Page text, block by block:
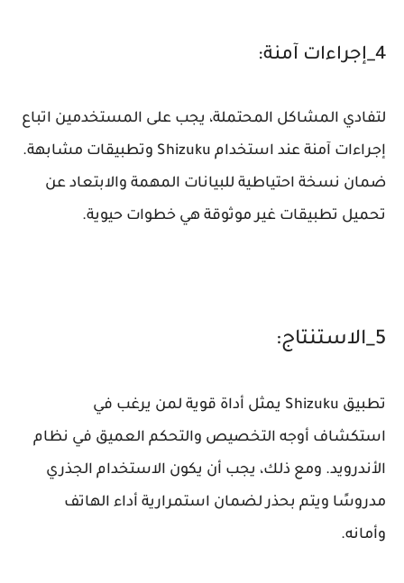
4_إجراءات آمنة:
لتفادي المشاكل المحتملة، يجب على المستخدمين اتباع
إجراءات آمنة عند استخدام Shizuku وتطبيقات مشابهة.
ضمان نسخة احتياطية للبيانات المهمة والابتعاد عن
تحميل تطبيقات غير موثوقة هي خطوات حيوية.
5_الاستنتاج:
تطبيق Shizuku يمثل أداة قوية لمن يرغب في
استكشاف أوجه التخصيص والتحكم العميق في نظام
الأندرويد. ومع ذلك، يجب أن يكون الاستخدام الجذري
مدروسًا ويتم بحذر لضمان استمرارية أداء الهاتف
وأمانه.